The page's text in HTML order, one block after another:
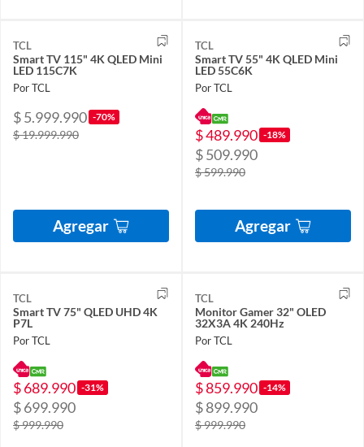
TCL
Smart TV 115" 4K QLED Mini
LED 115C7K
Por TCL
$ 5.999.990 -70%
$ 19.999.990
Agregar
TCL
Smart TV 55" 4K QLED Mini
LED 55C6K
Por TCL
$ 489.990 -18%
$ 509.990
$ 599.990
Agregar
TCL
Smart TV 75" QLED UHD 4K
P7L
Por TCL
$ 689.990 -31%
$ 699.990
$ 999.990
TCL
Monitor Gamer 32" OLED
32X3A 4K 240Hz
Por TCL
$ 859.990 -14%
$ 899.990
$ 999.990